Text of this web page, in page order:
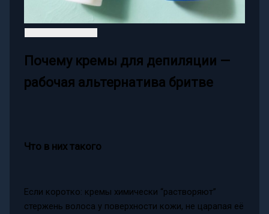
Почему кремы для депиляции —
рабочая альтернатива бритве
Что в них такого
Если коротко: кремы химически “растворяют”
стержень волоса у поверхности кожи, не царапая её